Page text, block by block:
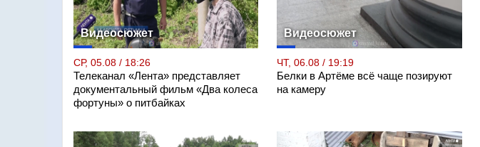
Видеосюжет
СР, 05.08 / 18:26
Телеканал «Лента» представляет
документальный фильм «Два колеса
фортуны» о питбайках
Видеосюжет
ЧТ, 06.08 / 19:19
Белки в Артёме всё чаще позируют
на камеру